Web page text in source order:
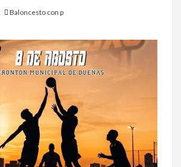
Baloncesto con p